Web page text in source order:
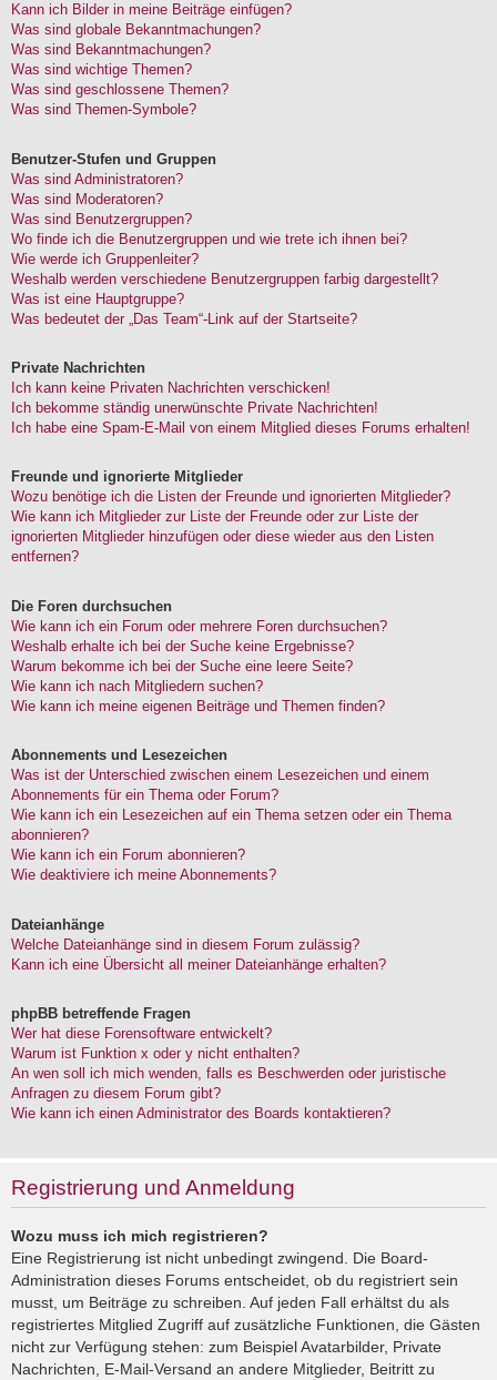
Kann ich Bilder in meine Beiträge einfügen?
Was sind globale Bekanntmachungen?
Was sind Bekanntmachungen?
Was sind wichtige Themen?
Was sind geschlossene Themen?
Was sind Themen-Symbole?
Benutzer-Stufen und Gruppen
Was sind Administratoren?
Was sind Moderatoren?
Was sind Benutzergruppen?
Wo finde ich die Benutzergruppen und wie trete ich ihnen bei?
Wie werde ich Gruppenleiter?
Weshalb werden verschiedene Benutzergruppen farbig dargestellt?
Was ist eine Hauptgruppe?
Was bedeutet der „Das Team“-Link auf der Startseite?
Private Nachrichten
Ich kann keine Privaten Nachrichten verschicken!
Ich bekomme ständig unerwünschte Private Nachrichten!
Ich habe eine Spam-E-Mail von einem Mitglied dieses Forums erhalten!
Freunde und ignorierte Mitglieder
Wozu benötige ich die Listen der Freunde und ignorierten Mitglieder?
Wie kann ich Mitglieder zur Liste der Freunde oder zur Liste der
ignorierten Mitglieder hinzufügen oder diese wieder aus den Listen
entfernen?
Die Foren durchsuchen
Wie kann ich ein Forum oder mehrere Foren durchsuchen?
Weshalb erhalte ich bei der Suche keine Ergebnisse?
Warum bekomme ich bei der Suche eine leere Seite?
Wie kann ich nach Mitgliedern suchen?
Wie kann ich meine eigenen Beiträge und Themen finden?
Abonnements und Lesezeichen
Was ist der Unterschied zwischen einem Lesezeichen und einem
Abonnements für ein Thema oder Forum?
Wie kann ich ein Lesezeichen auf ein Thema setzen oder ein Thema
abonnieren?
Wie kann ich ein Forum abonnieren?
Wie deaktiviere ich meine Abonnements?
Dateianhänge
Welche Dateianhänge sind in diesem Forum zulässig?
Kann ich eine Übersicht all meiner Dateianhänge erhalten?
phpBB betreffende Fragen
Wer hat diese Forensoftware entwickelt?
Warum ist Funktion x oder y nicht enthalten?
An wen soll ich mich wenden, falls es Beschwerden oder juristische
Anfragen zu diesem Forum gibt?
Wie kann ich einen Administrator des Boards kontaktieren?
Registrierung und Anmeldung
Wozu muss ich mich registrieren?
Eine Registrierung ist nicht unbedingt zwingend. Die Board-
Administration dieses Forums entscheidet, ob du registriert sein
musst, um Beiträge zu schreiben. Auf jeden Fall erhältst du als
registriertes Mitglied Zugriff auf zusätzliche Funktionen, die Gästen
nicht zur Verfügung stehen: zum Beispiel Avatarbilder, Private
Nachrichten, E-Mail-Versand an andere Mitglieder, Beitritt zu